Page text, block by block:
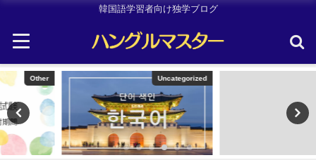
韓国語学習者向け独学ブログ
Uncategorized